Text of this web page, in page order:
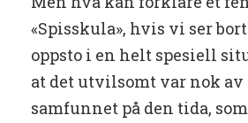
«Spisskula», hvis vi ser
oppsto i en helt spesiell
at det utvilsomt var nok
samfunnet på den tida,